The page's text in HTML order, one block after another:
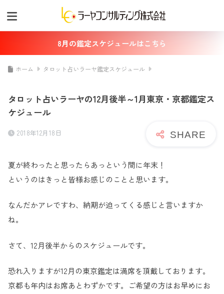
8月の鑑定スケジュールはこちら
ホーム タロット占いラーヤ鑑定スケジュール
タロット占いラーヤの12月後半～1月東京・京都鑑定ス
ケジュール
2018年12月18日
夏が終わったと思ったらあっという間に年末！
というのはきっと皆様お感じのことと思います。
なんだかアレですわ、納期が迫ってくる感じと言いますか
ね。
さて、12月後半からのスケジュールです。
恐れ入りますが12月の東京鑑定は満席を頂戴しております。
京都も年内はお席あとわずかです。ご希望の方はお早めにお